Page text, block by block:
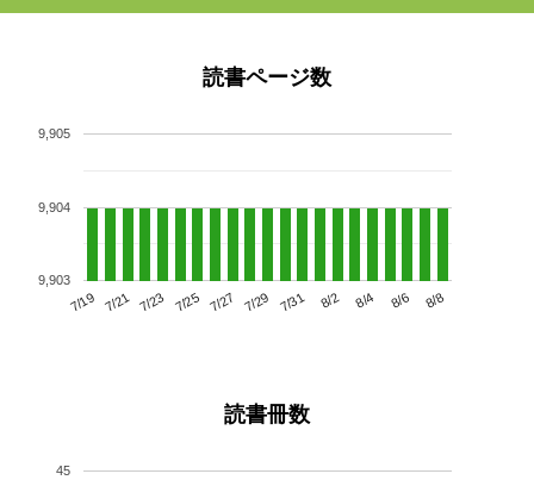
読書ページ数
7/19 7/21 7/23 7/25 7/27 7/29 7/31 8/2 8/4 8/6 8/8
9,903
9,904
9,905
読書冊数
45